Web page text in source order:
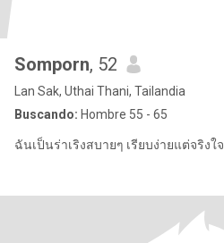
Somporn, 52
Lan Sak, Uthai Thani, Tailandia
Buscando: Hombre 55 - 65
ฉันเป็นร่าเริงสบายๆ เรียบง่ายแต่จริงใจ